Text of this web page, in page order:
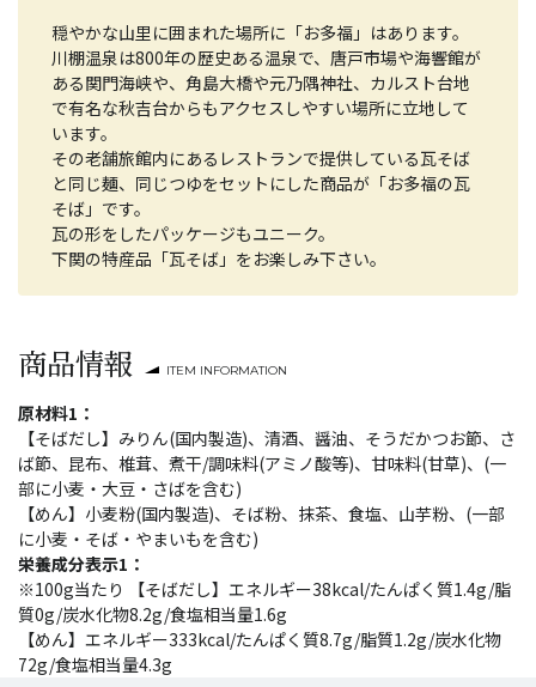
穏やかな山里に囲まれた場所に「お多福」はあります。
川棚温泉は800年の歴史ある温泉で、唐戸市場や海響館が
ある関門海峡や、角島大橋や元乃隅神社、カルスト台地
で有名な秋吉台からもアクセスしやすい場所に立地して
います。
その老舗旅館内にあるレストランで提供している瓦そば
と同じ麺、同じつゆをセットにした商品が「お多福の瓦
そば」です。
瓦の形をしたパッケージもユニーク。
下関の特産品「瓦そば」をお楽しみ下さい。
商品情報 ITEM INFORMATION
原材料1：
【そばだし】みりん(国内製造)、清酒、醤油、そうだかつお節、さ
ば節、昆布、椎茸、煮干/調味料(アミノ酸等)、甘味料(甘草)、(一
部に小麦・大豆・さばを含む)
【めん】小麦粉(国内製造)、そば粉、抹茶、食塩、山芋粉、(一部
に小麦・そば・やまいもを含む)
栄養成分表示1：
※100g当たり 【そばだし】エネルギー38kcal/たんぱく質1.4g/脂
質0g/炭水化物8.2g/食塩相当量1.6g
【めん】エネルギー333kcal/たんぱく質8.7g/脂質1.2g/炭水化物
72g/食塩相当量4.3g